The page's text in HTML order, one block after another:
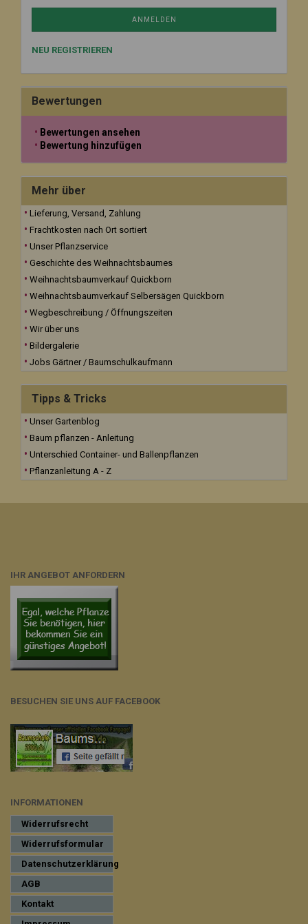
ANMELDEN
NEU REGISTRIEREN
Bewertungen
Bewertungen ansehen
Bewertung hinzufügen
Mehr über
Lieferung, Versand, Zahlung
Frachtkosten nach Ort sortiert
Unser Pflanzservice
Geschichte des Weihnachtsbaumes
Weihnachtsbaumverkauf Quickborn
Weihnachtsbaumverkauf Selbersägen Quickborn
Wegbeschreibung / Öffnungszeiten
Wir über uns
Bildergalerie
Jobs Gärtner / Baumschulkaufmann
Tipps & Tricks
Unser Gartenblog
Baum pflanzen - Anleitung
Unterschied Container- und Ballenpflanzen
Pflanzanleitung A - Z
IHR ANGEBOT ANFORDERN
BESUCHEN SIE UNS AUF FACEBOOK
INFORMATIONEN
Widerrufsrecht
Widerrufsformular
Datenschutzerklärung
AGB
Kontakt